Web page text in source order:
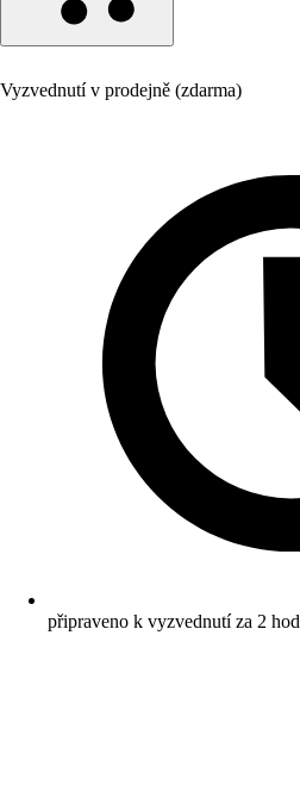
Vyzvednutí v prodejně (zdarma)
připraveno k vyzvednutí za 2